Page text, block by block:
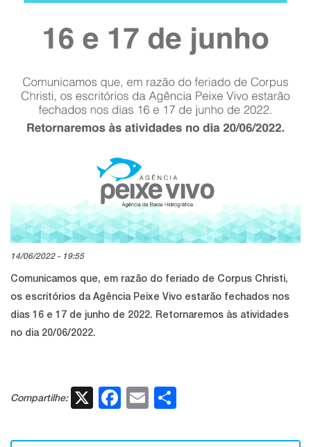
14/06/2022 - 19:55
Comunicamos que, em razão do feriado de Corpus Christi,
os escritórios da Agência Peixe Vivo estarão fechados nos
dias 16 e 17 de junho de 2022. Retornaremos às atividades
no dia 20/06/2022.
Compartilhe: X Facebook
Email